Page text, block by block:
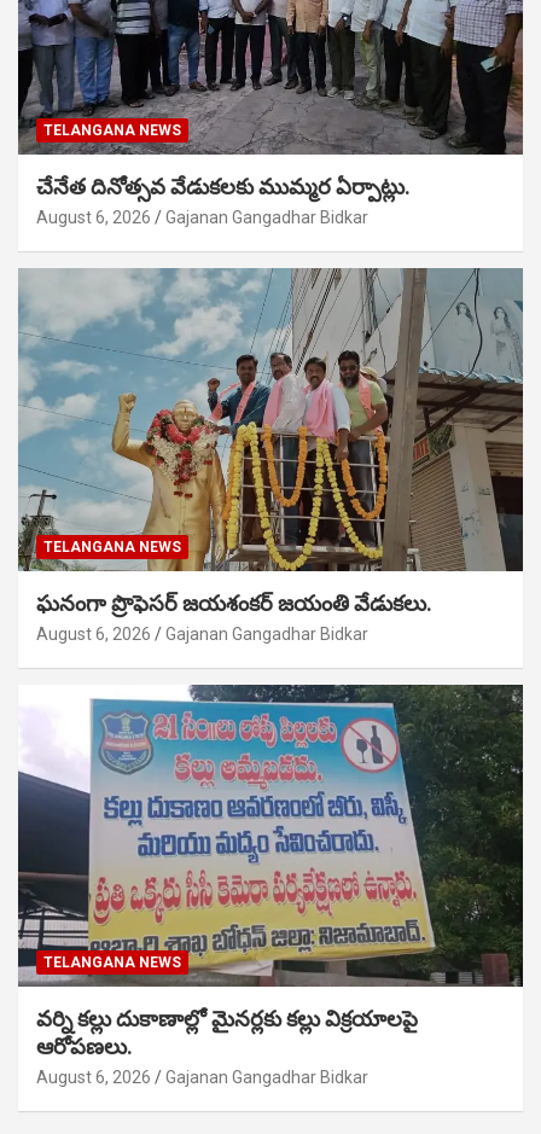
TELANGANA NEWS
చేనేత దినోత్సవ వేడుకలకు ముమ్మర ఏర్పాట్లు.
August 6, 2026 Gajanan Gangadhar Bidkar
TELANGANA NEWS
ఘనంగా ప్రొఫెసర్ జయశంకర్ జయంతి వేడుకలు.
August 6, 2026 Gajanan Gangadhar Bidkar
TELANGANA NEWS
వర్ని కల్లు దుకాణాల్లో మైనర్లకు కల్లు విక్రయాలపై
ఆరోపణలు.
August 6, 2026 Gajanan Gangadhar Bidkar